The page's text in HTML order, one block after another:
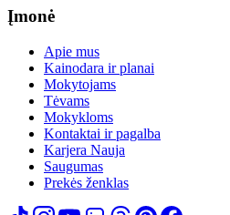
Įmonė
Apie mus
Kainodara ir planai
Mokytojams
Tėvams
Mokykloms
Kontaktai ir pagalba
Karjera Nauja
Saugumas
Prekės ženklas